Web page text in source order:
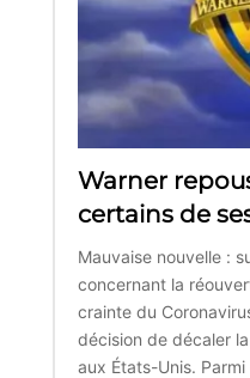
Warner
certains de
Mauvaise nouvelle :
concernant la
crainte du
décision de décaler
aux États-Unis.